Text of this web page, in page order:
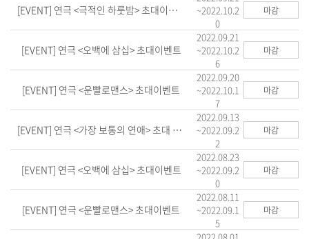
[EVENT] 연극 <극적인 하룻밤> 초대이벤트
~2022.10.2
0
마감
[EVENT] 연극 <오백에 삼십> 초대이벤트
2022.09.21
~2022.10.2
6
마감
[EVENT] 연극 <운빨로맨스> 초대이벤트
2022.09.20
~2022.10.1
7
마감
[EVENT] 연극 <가장 보통의 연애> 초대 이벤트
2022.09.13
~2022.09.2
2
마감
[EVENT] 연극 <오백에 삼십> 초대이벤트
2022.08.23
~2022.09.2
0
마감
[EVENT] 연극 <운빨로맨스> 초대이벤트
2022.08.11
~2022.09.1
5
마감